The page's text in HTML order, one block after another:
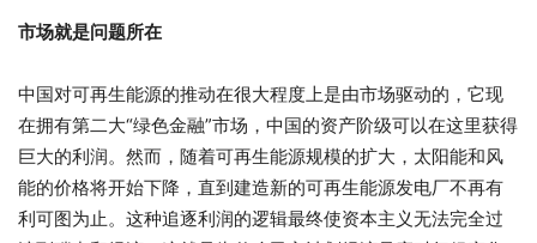
市场就是问题所在
中国对可再生能源的推动在很大程度上是由市场驱动的，它现
在拥有第二大“绿色金融”市场，中国的资产阶级可以在这里获得
巨大的利润。然而，随着可再生能源规模的扩大，太阳能和风
能的价格将开始下降，直到建造新的可再生能源发电厂不再有
利可图为止。这种追逐利润的逻辑最终使资本主义无法完全过